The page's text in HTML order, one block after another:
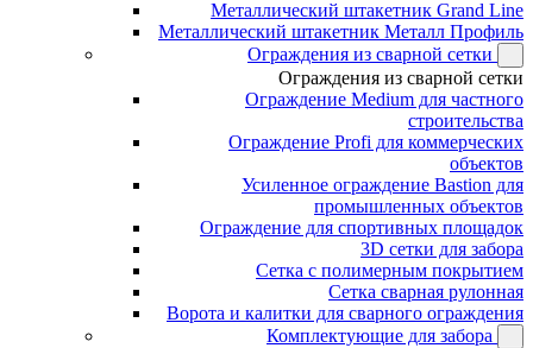
Металлический штакетник Grand Line
Металлический штакетник Металл Профиль
Ограждения из сварной сетки
Ограждения из сварной сетки
Ограждение Medium для частного
строительства
Ограждение Profi для коммерческих
объектов
Усиленное ограждение Bastion для
промышленных объектов
Ограждение для спортивных площадок
3D сетки для забора
Сетка с полимерным покрытием
Сетка сварная рулонная
Ворота и калитки для сварного ограждения
Комплектующие для забора